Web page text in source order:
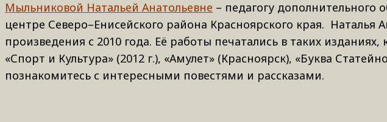
Мыльниковой Натальей Анатольевне – педагогу дополнительного
центре Северо–Енисейского района Красноярского края. Наталья
произведения с 2010 года. Её работы печатались в таких
«Спорт и Культура» (2012 г.), «Амулет» (Красноярск), «Буква
познакомитесь с интересными повестями и рассказами.